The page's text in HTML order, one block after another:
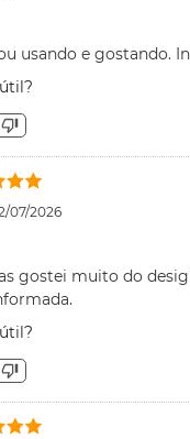
usando e gostando.
07/2026
gostei muito do